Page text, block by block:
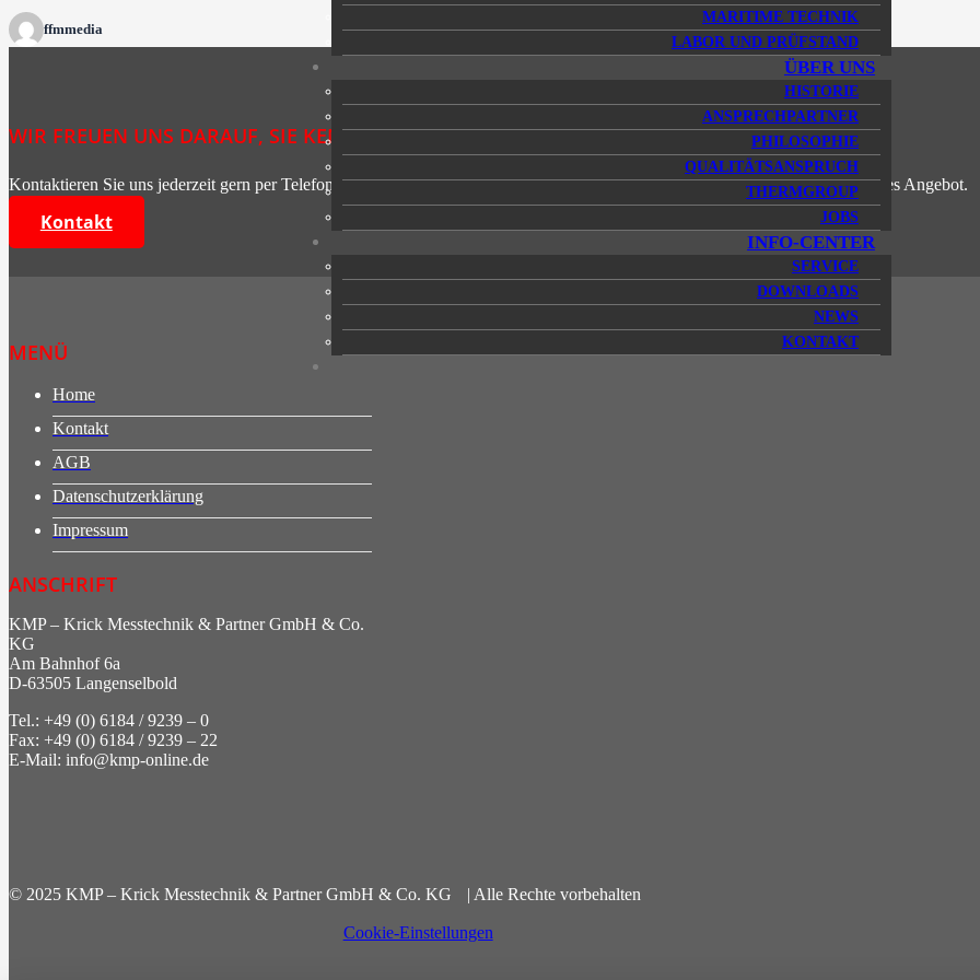
MARITIME TECHNIK
LABOR UND PRÜFSTAND
ÜBER UNS
HISTORIE
ANSPRECHPARTNER
PHILOSOPHIE
QUALITÄTSANSPRUCH
THERMGROUP
JOBS
INFO-CENTER
SERVICE
DOWNLOADS
NEWS
KONTAKT
ffmmedia
WIR FREUEN UNS DARAUF, SIE KENNENZULERNEN!
Kontaktieren Sie uns jederzeit gern per Telefon, E-Mail oder Kontaktformular für eine persönliche Beratung und ein individuelles Angebot.
Kontakt
MENÜ
Home
Kontakt
AGB
Datenschutzerklärung
Impressum
ANSCHRIFT
KMP – Krick Messtechnik & Partner GmbH & Co.
KG
Am Bahnhof 6a
D-63505 Langenselbold
Tel.: +49 (0) 6184 / 9239 – 0
Fax: +49 (0) 6184 / 9239 – 22
E-Mail: info@kmp-online.de
© 2025 KMP – Krick Messtechnik & Partner GmbH & Co. KG | Alle Rechte vorbehalten
Cookie-Einstellungen